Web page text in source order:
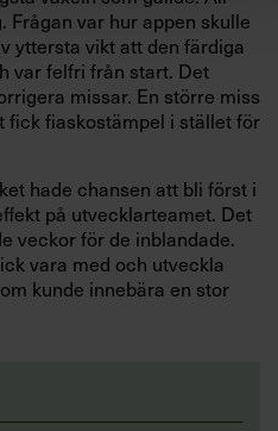
var hur appen skulle
yttersta vikt att den färdiga
var fel­fri från start. Det
missar. En större miss
fick fiasko­stämpel i stället för
hade chansen att bli först i
på utvecklarteamet. Det
veckor för de inblandade.
vara med och utveckla
kunde innebära en stor